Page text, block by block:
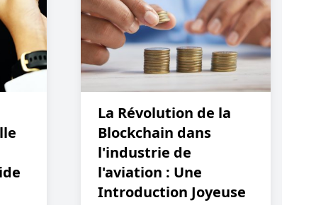
La Révolution de la
Blockchain dans
l'industrie de
l'aviation : Une
Introduction Joyeuse